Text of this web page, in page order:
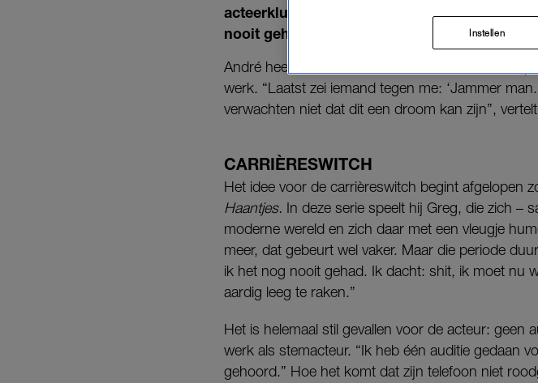
acteerklussen heeft hij een carrièreswitch
nooit gehad.’
André heeft er net een dienst als buschauffeur
werk. “Laatst zei iemand tegen me: ‘Jammer
verwachten niet dat dit een droom kan zijn”,
CARRIÈRESWITCH
Het idee voor de carrièreswitch begint afgelopen
Haantjes. In deze serie speelt hij Greg, die zich –
moderne wereld en zich daar met een vleugje
meer, dat gebeurt wel vaker. Maar die periode
ik het nog nooit gehad. Ik dacht: shit, ik moet nu
aardig leeg te raken.”
Het is helemaal stil gevallen voor de acteur: geen
werk als stemacteur. “Ik heb één auditie gedaan
gehoord.” Hoe het komt dat zijn telefoon niet
Instellen